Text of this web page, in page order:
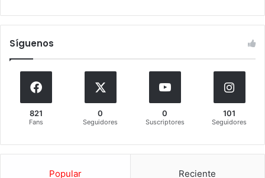
Síguenos
821
Fans
0
Seguidores
0
Suscriptores
101
Seguidores
Popular Reciente